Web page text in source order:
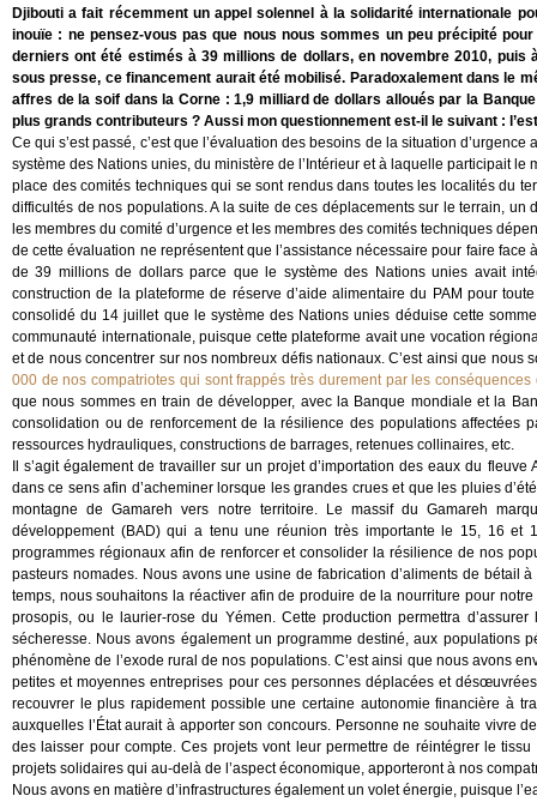
Djibouti a fait récemment un appel solennel à la solidarité internationale
inouïe : ne pensez-vous pas que nous nous sommes un peu précipité
derniers ont été estimés à 39 millions de dollars, en novembre 2010, puis
sous presse, ce financement aurait été mobilisé. Paradoxalement dans le
affres de la soif dans la Corne : 1,9 milliard de dollars alloués par la
plus grands contributeurs ? Aussi mon questionnement est-il le suivant :
Ce qui s’est passé, c’est que l’évaluation des besoins de la situation
système des Nations unies, du ministère de l’Intérieur et à laquelle participait
place des comités techniques qui se sont rendus dans toutes les localités du
difficultés de nos populations. A la suite de ces déplacements sur le terrain,
les membres du comité d’urgence et les membres des comités techniques
de cette évaluation ne représentent que l’assistance nécessaire pour faire
de 39 millions de dollars parce que le système des Nations unies avait
construction de la plateforme de réserve d’aide alimentaire du PAM pour
consolidé du 14 juillet que le système des Nations unies déduise cette
communauté internationale, puisque cette plateforme avait une vocation
et de nous concentrer sur nos nombreux défis nationaux. C’est ainsi que nous
000 de nos compatriotes qui sont frappés très durement par les conséquences
que nous sommes en train de développer, avec la Banque mondiale et la
consolidation ou de renforcement de la résilience des populations affectées
ressources hydrauliques, constructions de barrages, retenues collinaires, etc.
Il s’agit également de travailler sur un projet d’importation des eaux du
dans ce sens afin d’acheminer lorsque les grandes crues et que les pluies
montagne de Gamareh vers notre territoire. Le massif du Gamareh
développement (BAD) qui a tenu une réunion très importante le 15, 16
programmes régionaux afin de renforcer et consolider la résilience de nos
pasteurs nomades. Nous avons une usine de fabrication d’aliments de bétail
temps, nous souhaitons la réactiver afin de produire de la nourriture pour
prosopis, ou le laurier-rose du Yémen. Cette production permettra
sécheresse. Nous avons également un programme destiné, aux populations
phénomène de l’exode rural de nos populations. C’est ainsi que nous avons
petites et moyennes entreprises pour ces personnes déplacées et
recouvrer le plus rapidement possible une certaine autonomie financière à
auxquelles l’État aurait à apporter son concours. Personne ne souhaite vivre
des laisser pour compte. Ces projets vont leur permettre de réintégrer le
projets solidaires qui au-delà de l’aspect économique, apporteront à nos
Nous avons en matière d’infrastructures également un volet énergie, puisque